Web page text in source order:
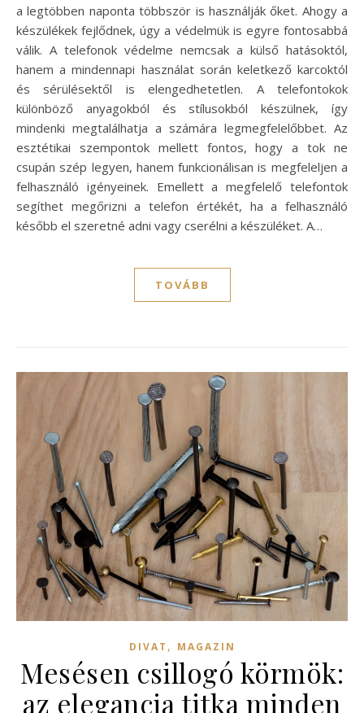
a legtöbben naponta többször is használják őket. Ahogy a
készülékek fejlődnek, úgy a védelmük is egyre fontosabbá
válik. A telefonok védelme nemcsak a külső hatásoktól,
hanem a mindennapi használat során keletkező karcoktól
és sérülésektől is elengedhetetlen. A telefontokok
különböző anyagokból és stílusokból készülnek, így
mindenki megtalálhatja a számára legmegfelelőbbet. Az
esztétikai szempontok mellett fontos, hogy a tok ne
csupán szép legyen, hanem funkcionálisan is megfeleljen a
felhasználó igényeinek. Emellett a megfelelő telefontok
segíthet megőrizni a telefon értékét, ha a felhasználó
később el szeretné adni vagy cserélni a készüléket. A…
TOVÁBB
DIVAT , MAGAZIN
Mesésen csillogó körmök:
az elegancia titka minden